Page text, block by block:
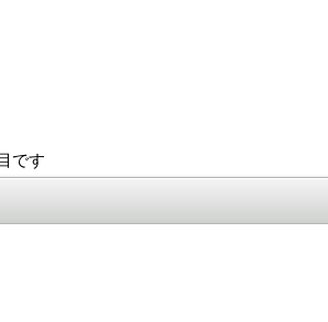
です